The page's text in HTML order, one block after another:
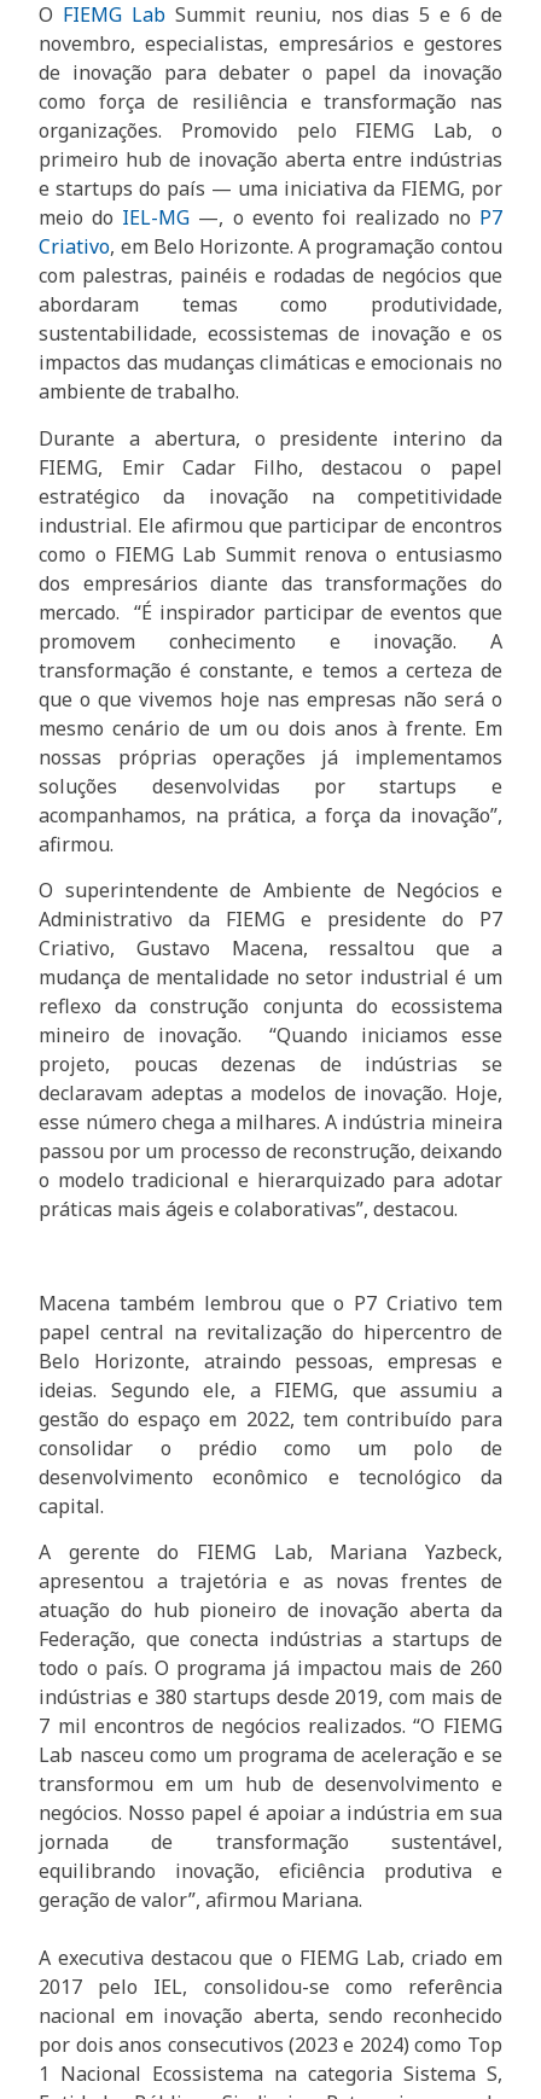
O FIEMG Lab Summit reuniu, nos dias 5 e 6 de
novembro, especialistas, empresários e gestores
de inovação para debater o papel da inovação
como força de resiliência e transformação nas
organizações. Promovido pelo FIEMG Lab, o
primeiro hub de inovação aberta entre indústrias
e startups do país — uma iniciativa da FIEMG, por
meio do IEL-MG —, o evento foi realizado no P7
Criativo, em Belo Horizonte. A programação contou
com palestras, painéis e rodadas de negócios que
abordaram temas como produtividade,
sustentabilidade, ecossistemas de inovação e os
impactos das mudanças climáticas e emocionais no
ambiente de trabalho.
Durante a abertura, o presidente interino da
FIEMG, Emir Cadar Filho, destacou o papel
estratégico da inovação na competitividade
industrial. Ele afirmou que participar de encontros
como o FIEMG Lab Summit renova o entusiasmo
dos empresários diante das transformações do
mercado. “É inspirador participar de eventos que
promovem conhecimento e inovação. A
transformação é constante, e temos a certeza de
que o que vivemos hoje nas empresas não será o
mesmo cenário de um ou dois anos à frente. Em
nossas próprias operações já implementamos
soluções desenvolvidas por startups e
acompanhamos, na prática, a força da inovação”,
afirmou.
O superintendente de Ambiente de Negócios e
Administrativo da FIEMG e presidente do P7
Criativo, Gustavo Macena, ressaltou que a
mudança de mentalidade no setor industrial é um
reflexo da construção conjunta do ecossistema
mineiro de inovação. “Quando iniciamos esse
projeto, poucas dezenas de indústrias se
declaravam adeptas a modelos de inovação. Hoje,
esse número chega a milhares. A indústria mineira
passou por um processo de reconstrução, deixando
o modelo tradicional e hierarquizado para adotar
práticas mais ágeis e colaborativas”, destacou.
Macena também lembrou que o P7 Criativo tem
papel central na revitalização do hipercentro de
Belo Horizonte, atraindo pessoas, empresas e
ideias. Segundo ele, a FIEMG, que assumiu a
gestão do espaço em 2022, tem contribuído para
consolidar o prédio como um polo de
desenvolvimento econômico e tecnológico da
capital.
A gerente do FIEMG Lab, Mariana Yazbeck,
apresentou a trajetória e as novas frentes de
atuação do hub pioneiro de inovação aberta da
Federação, que conecta indústrias a startups de
todo o país. O programa já impactou mais de 260
indústrias e 380 startups desde 2019, com mais de
7 mil encontros de negócios realizados. “O FIEMG
Lab nasceu como um programa de aceleração e se
transformou em um hub de desenvolvimento e
negócios. Nosso papel é apoiar a indústria em sua
jornada de transformação sustentável,
equilibrando inovação, eficiência produtiva e
geração de valor”, afirmou Mariana.
A executiva destacou que o FIEMG Lab, criado em
2017 pelo IEL, consolidou-se como referência
nacional em inovação aberta, sendo reconhecido
por dois anos consecutivos (2023 e 2024) como Top
1 Nacional Ecossistema na categoria Sistema S,